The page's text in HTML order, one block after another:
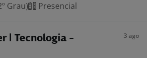
Grau)
Presencial
| Tecnologia -
3 ago